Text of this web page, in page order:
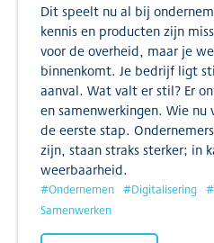
Dit speelt nu al bij
kennis en producten zijn
voor de overheid, maar je
binnenkomt. Je bedrijf ligt
aanval. Wat valt er stil? Er
en samenwerkingen. Wie
de eerste stap.
zijn, staan straks sterker; in
weerbaarheid.
#Ondernemen #Digitalisering #
Samenwerken